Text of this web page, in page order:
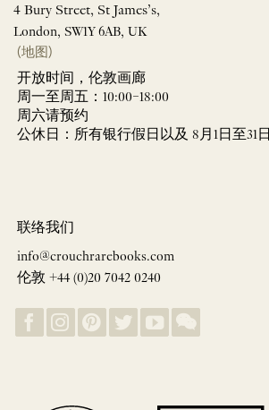
4 Bury Street, St James’s,
London, SW1Y 6AB, UK
(地图)
开放时间，伦敦画廊
周一至周五：10:00–18:00
周六请预约
公休日：所有银行假日以及 8月1日至31日
联络我们
info@crouchrarebooks.com
伦敦 +44 (0)20 7042 0240